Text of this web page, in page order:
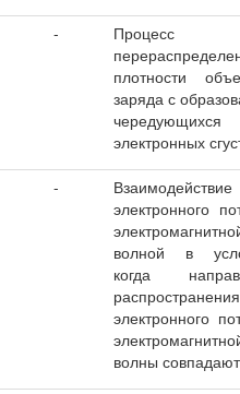
-
Процесс
плотности
заряда с
чередующихся
электронных
-
Взаимодействие
электронного
волной в
когда
распространения
электронного
волны совпадают